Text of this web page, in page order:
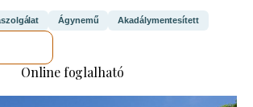
Ágynemű Akadálymentesített
Online foglalható